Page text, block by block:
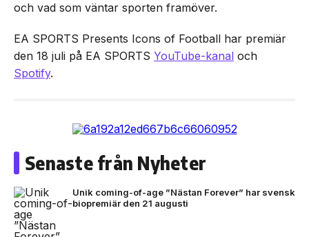
och vad som väntar sporten framöver.
EA SPORTS Presents Icons of Football har premiär
den 18 juli på EA SPORTS YouTube-kanal och
Spotify.
Senaste från Nyheter
Unik coming-of-age ”Nästan Forever” har svensk
biopremiär den 21 augusti